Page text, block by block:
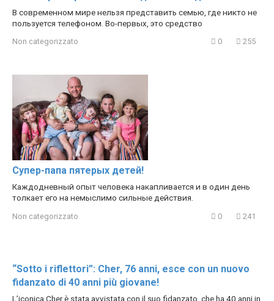
В современном мире нельзя представить семью, где никто не
пользуется телефоном. Во-первых, это средство
Non categorizzato 0 255
Супер-папа пятерых детей!
Каждодневный опыт человека накапливается и в один день
толкает его на немыслимо сильные действия.
Non categorizzato 0 241
“Sotto i riflettori”: Cher, 76 anni, esce con un nuovo
fidanzato di 40 anni più giovane!
L’iconica Cher è stata avvistata con il suo fidanzato, che ha 40 anni in